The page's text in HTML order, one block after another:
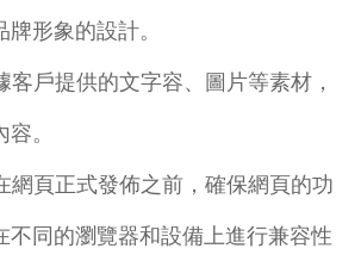
牌形象的設計。
客戶提供的文字容、圖片等素材，
。
網頁正式發佈之前，確保網頁的功
不同的瀏覽器和設備上進行兼容性